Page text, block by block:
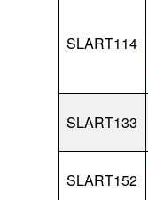
SLART114
SLART133
SLART152